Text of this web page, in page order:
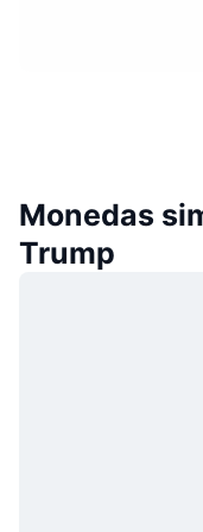
Monedas
Trump